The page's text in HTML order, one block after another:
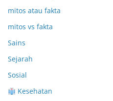
mitos atau fakta
mitos vs fakta
Sains
Sejarah
Sosial
Kesehatan